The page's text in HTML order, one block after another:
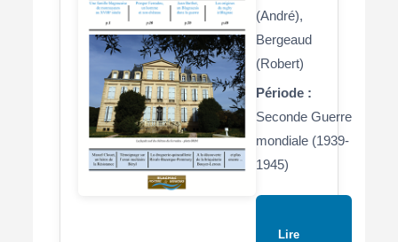
(André),
Bergeaud
(Robert)
Période :
Seconde Guerre
mondiale (1939-
1945)
Lire